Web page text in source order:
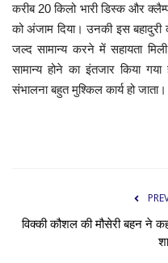
करीब 20 किलो भारी डिस्क और
को अंजाम दिया। उनकी इस बहादुरी
जल्द सामान्य करने में सहायता
सामान्य होने का इंतजार किया गया
संभालना बहुत मुश्किल कार्य हो जाता।
विक्की कौशल की मौसेरी बहन ने